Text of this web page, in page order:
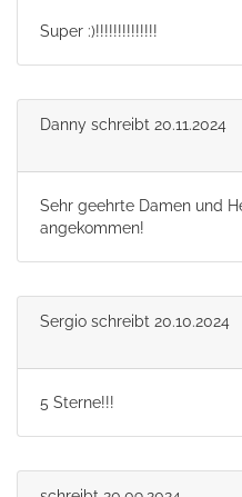
Super :)!!!!!!!!!!!!!!
Danny schreibt 20.11.2024
Sehr geehrte Damen und
angekommen!
Sergio schreibt 20.10.2024
5 Sterne!!!